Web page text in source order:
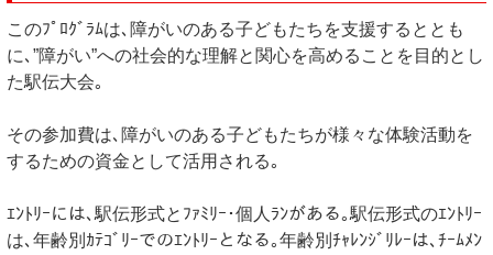
このﾌﾟﾛｸﾞﾗﾑは､障がいのある子どもたちを支援するととも
に､”障がい”への社会的な理解と関心を高めることを目的とし
た駅伝大会｡
その参加費は､障がいのある子どもたちが様々な体験活動を
するための資金として活用される｡
ｴﾝﾄﾘｰには､駅伝形式とﾌｧﾐﾘｰ･個人ﾗﾝがある｡駅伝形式のｴﾝﾄﾘｰ
は､年齢別ｶﾃｺﾞﾘｰでのｴﾝﾄﾘｰとなる｡年齢別ﾁｬﾚﾝｼﾞﾘﾚｰは､ﾁｰﾑﾒﾝ